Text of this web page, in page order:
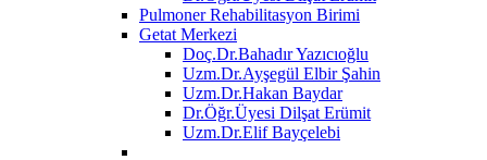
Pulmoner Rehabilitasyon Birimi
Getat Merkezi
Doç.Dr.Bahadır Yazıcıoğlu
Uzm.Dr.Ayşegül Elbir Şahin
Uzm.Dr.Hakan Baydar
Dr.Öğr.Üyesi Dilşat Erümit
Uzm.Dr.Elif Bayçelebi